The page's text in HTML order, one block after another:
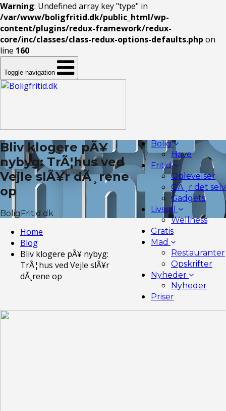
Warning: Undefined array key "type" in
/var/www/boligfritid.dk/public_html/wp-
content/plugins/redux-framework/redux-
core/inc/classes/class-redux-options-defaults.php on
line 160
Toggle navigation
Bolig
Have
Fritid
Oplevelser
GÃ¸r det selv
Gadgets
Livsstil
Wellness
Gratis
Mad
Restauranter
Opskrifter
Nyheder
Nyheder
Priser
Bliv klogere pÃ¥
nybyg: TrÃ¦hus ved
Vejle slÃ¥r dÃ¸rene
op
BoligFritid.dk
Home
Blog
Bliv klogere pÃ¥ nybyg:
TrÃ¦hus ved Vejle slÃ¥r
dÃ¸rene op